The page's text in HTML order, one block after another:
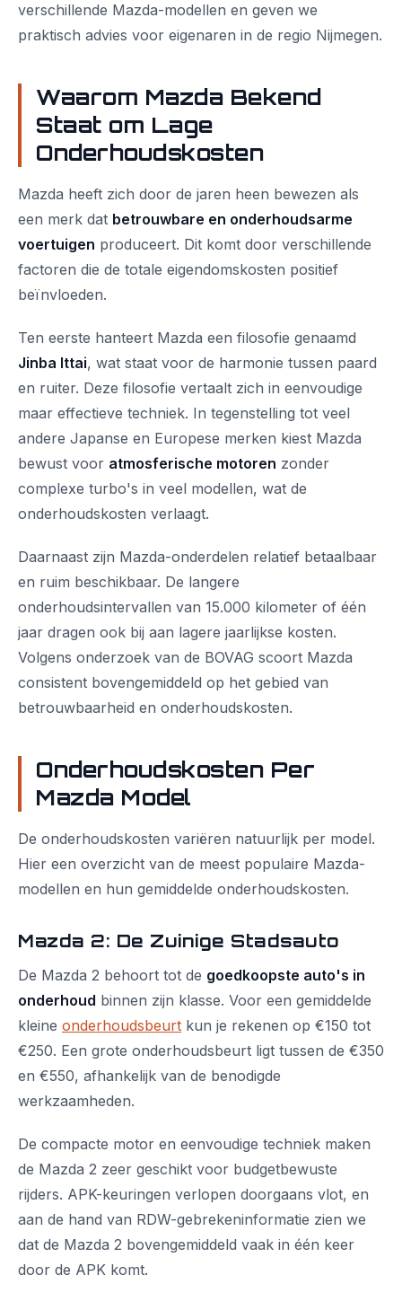
verschillende Mazda-modellen en geven we
praktisch advies voor eigenaren in de regio Nijmegen.
Waarom Mazda Bekend
Staat om Lage
Onderhoudskosten
Mazda heeft zich door de jaren heen bewezen als
een merk dat betrouwbare en onderhoudsarme
voertuigen produceert. Dit komt door verschillende
factoren die de totale eigendomskosten positief
beïnvloeden.
Ten eerste hanteert Mazda een filosofie genaamd
Jinba Ittai, wat staat voor de harmonie tussen paard
en ruiter. Deze filosofie vertaalt zich in eenvoudige
maar effectieve techniek. In tegenstelling tot veel
andere Japanse en Europese merken kiest Mazda
bewust voor atmosferische motoren zonder
complexe turbo's in veel modellen, wat de
onderhoudskosten verlaagt.
Daarnaast zijn Mazda-onderdelen relatief betaalbaar
en ruim beschikbaar. De langere
onderhoudsintervallen van 15.000 kilometer of één
jaar dragen ook bij aan lagere jaarlijkse kosten.
Volgens onderzoek van de BOVAG scoort Mazda
consistent bovengemiddeld op het gebied van
betrouwbaarheid en onderhoudskosten.
Onderhoudskosten Per
Mazda Model
De onderhoudskosten variëren natuurlijk per model.
Hier een overzicht van de meest populaire Mazda-
modellen en hun gemiddelde onderhoudskosten.
Mazda 2: De Zuinige Stadsauto
De Mazda 2 behoort tot de goedkoopste auto's in
onderhoud binnen zijn klasse. Voor een gemiddelde
kleine onderhoudsbeurt kun je rekenen op €150 tot
€250. Een grote onderhoudsbeurt ligt tussen de €350
en €550, afhankelijk van de benodigde
werkzaamheden.
De compacte motor en eenvoudige techniek maken
de Mazda 2 zeer geschikt voor budgetbewuste
rijders. APK-keuringen verlopen doorgaans vlot, en
aan de hand van RDW-gebrekeninformatie zien we
dat de Mazda 2 bovengemiddeld vaak in één keer
door de APK komt.